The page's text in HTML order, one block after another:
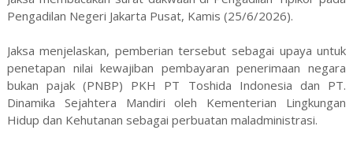
Pengadilan Negeri Jakarta Pusat, Kamis (25/6/2026).
Jaksa menjelaskan, pemberian tersebut sebagai upaya untuk
penetapan nilai kewajiban pembayaran penerimaan negara
bukan pajak (PNBP) PKH PT Toshida Indonesia dan PT.
Dinamika Sejahtera Mandiri oleh Kementerian Lingkungan
Hidup dan Kehutanan sebagai perbuatan maladministrasi.